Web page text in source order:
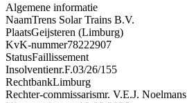
Algemene informatie
NaamTrens Solar Trains B.V.
PlaatsGeijsteren (Limburg)
KvK-nummer78222907
StatusFaillissement
Insolventienr.F.03/26/155
RechtbankLimburg
Rechter-commissarismr. V.E.J. Noelmans